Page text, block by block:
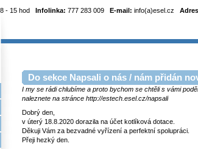
- 15 hod Infolinka: 777 283 009 E-mail: info(a)esel.cz
Do sekce Napsali o nás / nám přidán
I my se rádi chlubíme a proto bychom se chtěli s vámi
naleznete na stránce http://estech.esel.cz/napsali
Dobrý den,
v úterý 18.8.2020 dorazila na účet kotlíková dotace.
Děkuji Vám za bezvadné vyřízení a perfektní spolupráci.
Přeji hezký den.